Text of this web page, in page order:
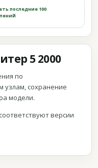
последние 100
5 2000
по
узлам, сохранение
модели.
версии